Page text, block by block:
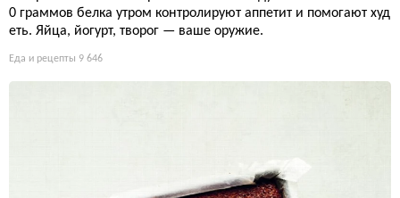
0 граммов белка утром контролируют аппетит и помогают худ
еть. Яйца, йогурт, творог — ваше оружие.
Еда и рецепты 9 646